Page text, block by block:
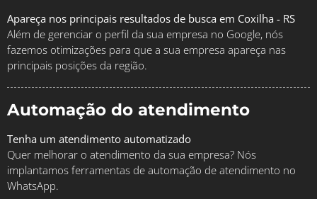
Apareça nos principais resultados de busca em Coxilha - RS
Além de gerenciar o perfil da sua empresa no Google, nós
fazemos otimizações para que a sua empresa apareça nas
principais posições da região.
Automação do atendimento
Tenha um atendimento automatizado
Quer melhorar o atendimento da sua empresa? Nós
implantamos ferramentas de automação de atendimento no
WhatsApp.